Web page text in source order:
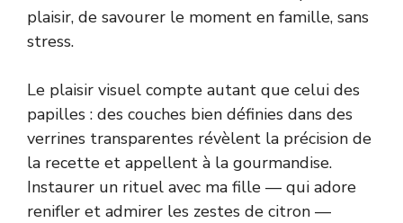
plaisir, de savourer le moment en famille, sans
stress.
Le plaisir visuel compte autant que celui des
papilles : des couches bien définies dans des
verrines transparentes révèlent la précision de
la recette et appellent à la gourmandise.
Instaurer un rituel avec ma fille — qui adore
renifler et admirer les zestes de citron —